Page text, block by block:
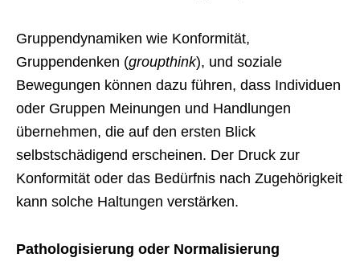
Gruppendynamiken wie Konformität,
Gruppendenken (groupthink), und soziale
Bewegungen können dazu führen, dass Individuen
oder Gruppen Meinungen und Handlungen
übernehmen, die auf den ersten Blick
selbstschädigend erscheinen. Der Druck zur
Konformität oder das Bedürfnis nach Zugehörigkeit
kann solche Haltungen verstärken.
Pathologisierung oder Normalisierung